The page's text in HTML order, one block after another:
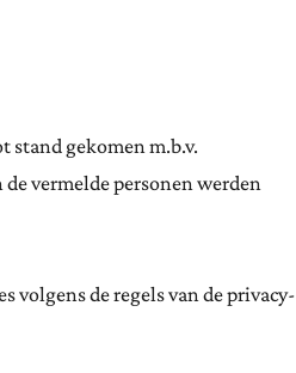
stand gekomen m.b.v.
vermelde personen werden
volgens de regels van de privacy-